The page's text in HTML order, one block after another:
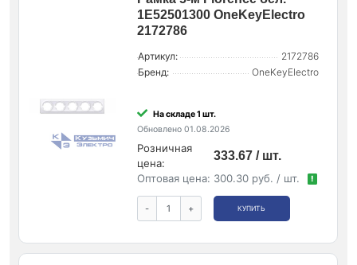
1E52501300 OneKeyElectro
2172786
Артикул:
2172786
Бренд:
OneKeyElectro
На складе 1 шт.
Обновлено 01.08.2026
Розничная
цена:
333.67 / шт.
Оптовая цена: 300.30 руб. / шт. !
- + КУПИТЬ